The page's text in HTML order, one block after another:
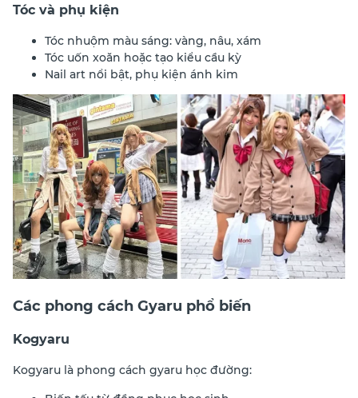
Tóc và phụ kiện
Tóc nhuộm màu sáng: vàng, nâu, xám
Tóc uốn xoăn hoặc tạo kiểu cầu kỳ
Nail art nổi bật, phụ kiện ánh kim
Các phong cách Gyaru phổ biến
Kogyaru
Kogyaru là phong cách gyaru học đường: